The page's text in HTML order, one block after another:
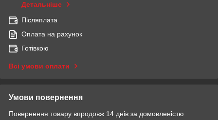
Детальніше
Післяплата
Оплата на рахунок
Готівкою
Всі умови оплати
Умови повернення
Повернення товару впродовж 14 днів за домовленістю